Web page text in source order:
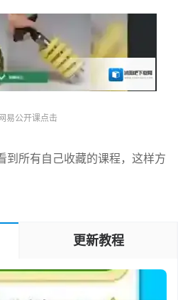
网易公开课点击
到所有自己收藏的课程，这样方
更新教程